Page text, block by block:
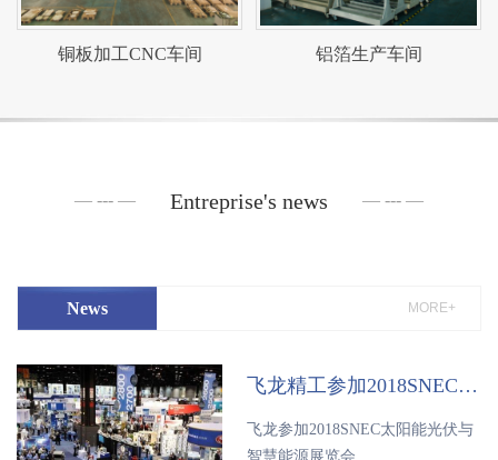
铜板加工CNC车间 铝箔生产车间
Entreprise's news
News MORE+
飞龙精工参加2018SNEC太阳能光伏与智慧能源展览会
飞龙参加2018SNEC太阳能光伏与
智慧能源展览会